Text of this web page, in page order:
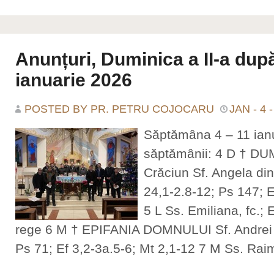
Anunțuri, Duminica a II-a
ianuarie 2026
POSTED BY PR. PETRU COJOCARU JAN - 4
Săptămâna 4 – 11
săptămânii: 4 D †
Crăciun Sf. Angela
24,1-2.8-12; Ps 147;
5 L Ss. Emiliana, fc.;
rege 6 M † EPIFANIA DOMNULUI Sf.
Ps 71; Ef 3,2-3a.5-6; Mt 2,1-12 7 M Ss.